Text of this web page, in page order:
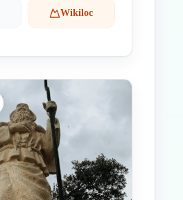
Wikiloc